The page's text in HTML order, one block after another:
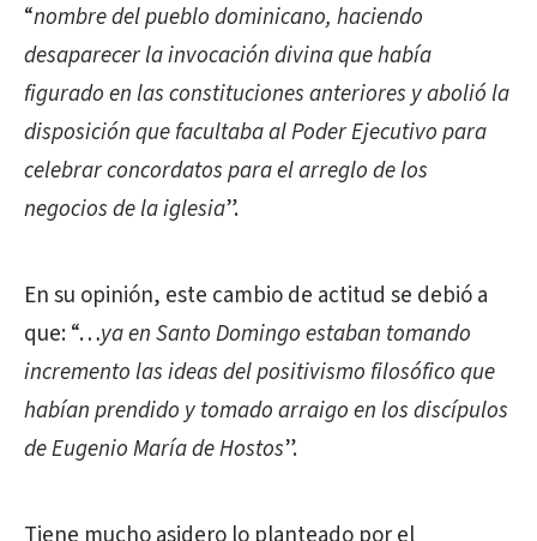
“nombre del pueblo dominicano, haciendo
desaparecer la invocación divina que había
figurado en las constituciones anteriores y abolió la
disposición que facultaba al Poder Ejecutivo para
celebrar concordatos para el arreglo de los
negocios de la iglesia”.
En su opinión, este cambio de actitud se debió a
que: “…ya en Santo Domingo estaban tomando
incremento las ideas del positivismo filosófico que
habían prendido y tomado arraigo en los discípulos
de Eugenio María de Hostos”.